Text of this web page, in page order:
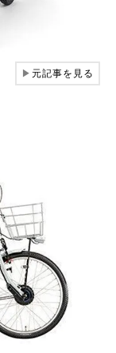
▶元記事を見る